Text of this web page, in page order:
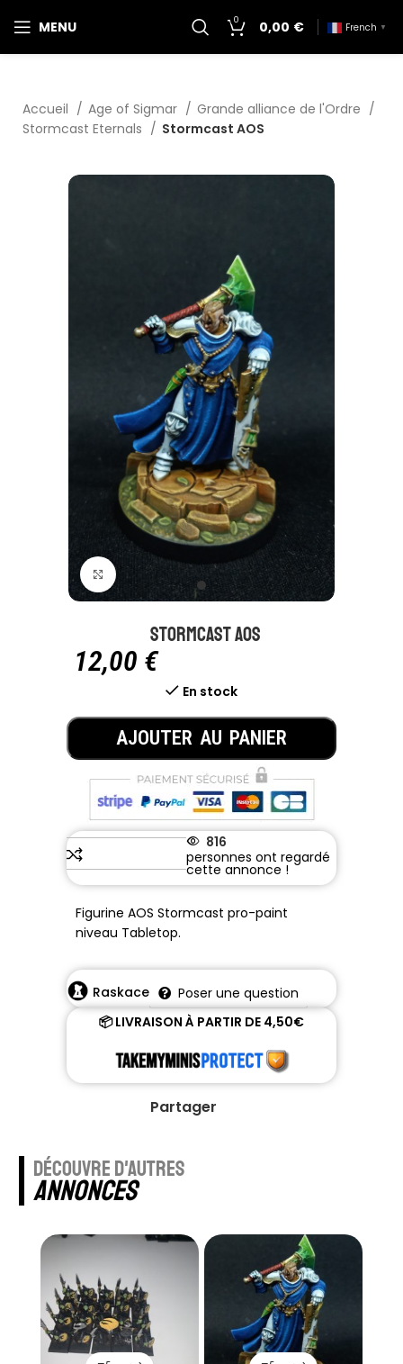
MENU 0 0,00 € French ▼
Accueil Age of Sigmar
Grande alliance de l'Ordre
Stormcast Eternals
Stormcast AOS
Click to enlarge
Stormcast AOS
12,00 €
En stock
AJOUTER AU PANIER
816
Figurine AOS Stormcast pro-paint
niveau Tabletop.
Raskace
Poser une question
📦 LIVRAISON À PARTIR DE 4,50€
Partager
découvre d'autres
annonces